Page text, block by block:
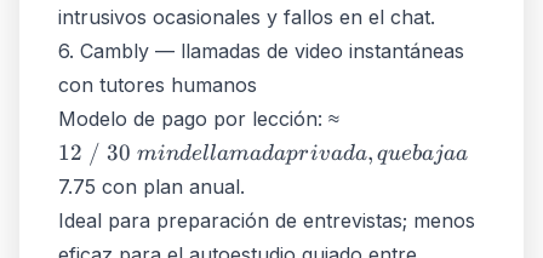
intrusivos ocasionales y fallos en el chat.
6. Cambly — llamadas de video instantáneas
con tutores humanos
Modelo de pago por lección: ≈
de llamada
privada,
12 / 30 mindellamadaprivada, quebajaa
7.75 con plan anual.
Ideal para preparación de entrevistas; menos